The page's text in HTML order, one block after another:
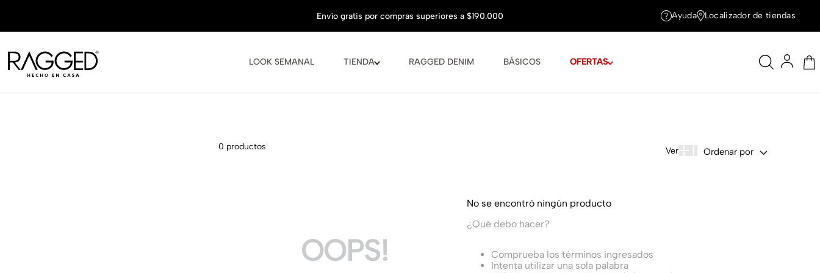
LOOK SEMANAL TIENDA RAGGED DENIM BÁSICOS OFERTAS
Ayuda Localizador de tiendas
0 productos Ordenar por
OOPS!
No se encontró ningún producto
¿Qué debo hacer?
Comprueba los términos ingresados
Intenta utilizar una sola palabra